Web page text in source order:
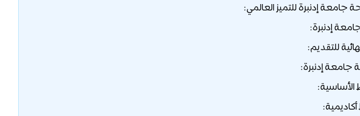
جامعة إدنبرة للتميز العالمي:
إدنبرة:
للتقديم:
إدنبرة: